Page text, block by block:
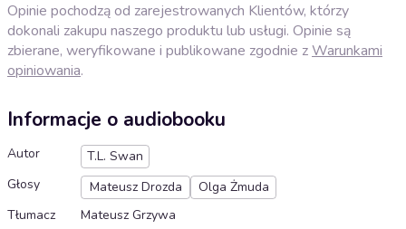
Opinie pochodzą od zarejestrowanych Klientów, którzy
dokonali zakupu naszego produktu lub usługi. Opinie są
zbierane, weryfikowane i publikowane zgodnie zWarunkami
opiniowania.
Informacje o audiobooku
Autor
T.L. Swan
Głosy
Mateusz Drozda
Olga Żmuda
Tłumacz
Mateusz Grzywa